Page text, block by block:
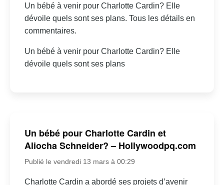
Un bébé à venir pour Charlotte Cardin? Elle
dévoile quels sont ses plans. Tous les détails en
commentaires.
Un bébé à venir pour Charlotte Cardin? Elle
dévoile quels sont ses plans
Un bébé pour Charlotte Cardin et
Aliocha Schneider? – Hollywoodpq.com
Publié le vendredi 13 mars à 00:29
Charlotte Cardin a abordé ses projets d’avenir